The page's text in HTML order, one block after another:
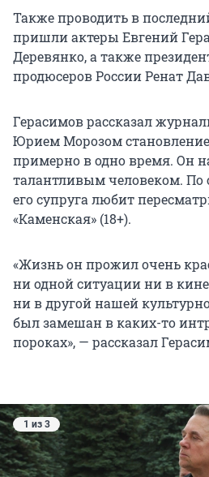
Также проводить в
пришли актеры Евгений
Деревянко, а также
продюсеров России Ренат
Герасимов рассказал
Юрием Морозом
примерно в одно время. Он
талантливым человеком. По
его супруга любит
«Каменская» (18+).
«Жизнь он прожил очень
ни одной ситуации ни в
ни в другой нашей
был замешан в каких-то
пороках», — рассказал
1 из 3